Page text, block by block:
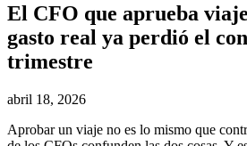
El CFO que aprueba
gasto real ya perdió el
trimestre
abril 18, 2026
Aprobar un viaje no es lo mismo que